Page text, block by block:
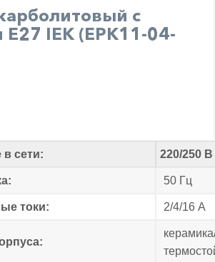
с
IEK (EPK11-04-
в сети: 220/250 В
50 Гц
токи: 2/4/16 А